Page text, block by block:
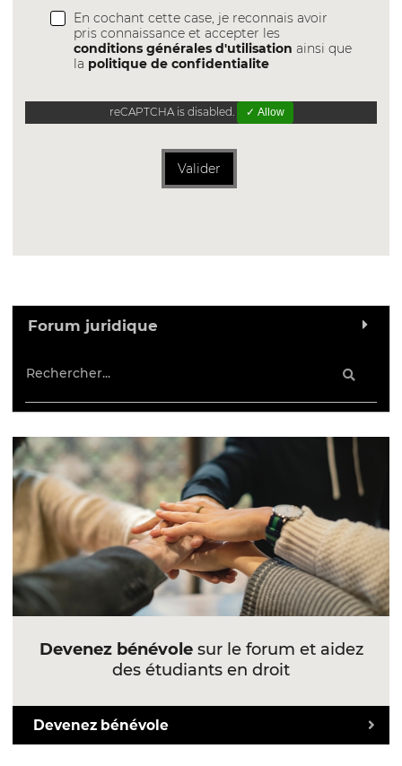
En cochant cette case, je reconnais avoir
pris connaissance et accepter les
conditions générales d'utilisation ainsi que
la politique de confidentialite
reCAPTCHA is disabled. ✓ Allow
Valider
Forum juridique
Devenez bénévolesur le forum et aidez
des étudiants en droit
Devenez bénévole